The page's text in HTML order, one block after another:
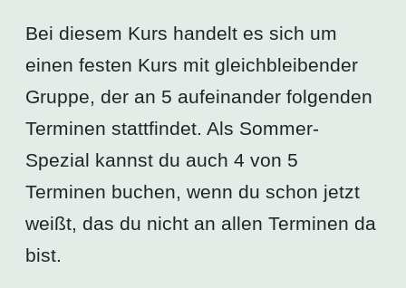
Bei diesem Kurs handelt es sich um
einen festen Kurs mit gleichbleibender
Gruppe, der an 5 aufeinander folgenden
Terminen stattfindet. Als Sommer-
Spezial kannst du auch 4 von 5
Terminen buchen, wenn du schon jetzt
weißt, das du nicht an allen Terminen da
bist.